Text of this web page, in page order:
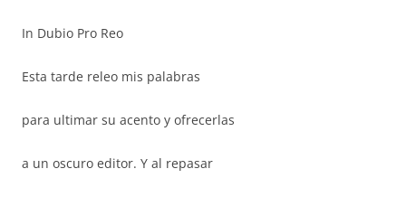
In Dubio Pro Reo
Esta tarde releo mis palabras
para ultimar su acento y ofrecerlas
a un oscuro editor. Y al repasar